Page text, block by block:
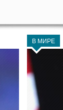
В МИРЕ